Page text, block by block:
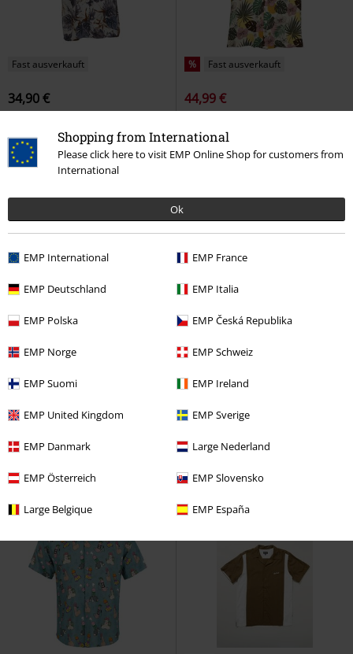
Shopping from International
Please click here to visit EMP Online Shop for customers from
International
Ok
EMP International EMP France
EMP Deutschland EMP Italia
EMP Polska EMP Česká Republika
EMP Norge EMP Schweiz
EMP Suomi EMP Ireland
EMP United Kingdom EMP Sverige
EMP Danmark Large Nederland
EMP Österreich EMP Slovensko
Large Belgique EMP España
Fast ausverkauft
34,90 €
Kurzarmhemd
% Fast ausverkauft
44,99 €
Kurzarmhemd
Temple Hawaiian Shirt Bearmaid Hawaiian Shirt